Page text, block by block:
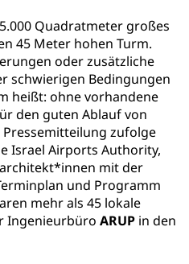
Quadratmeter großes
45 Meter hohen Turm.
oder zusätzliche
schwierigen Bedingungen
heißt: ohne vorhandene
den guten Ablauf von
zufolge
Israel Airports Authority,
mit der
und Programm
mehr als 45 lokale
Ingenieurbüro ARUP in den